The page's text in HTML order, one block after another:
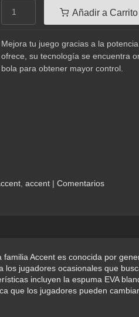
Añadir a Carrito
Mejora tu juego gracias a la
ofrece, su tecnología se encuentra
bola para obtener mayor control.
accent | Comentarios
familia Accent es conocida por
jugadores ocasionales que
incluyen la espuma EVA
que los jugadores pueden